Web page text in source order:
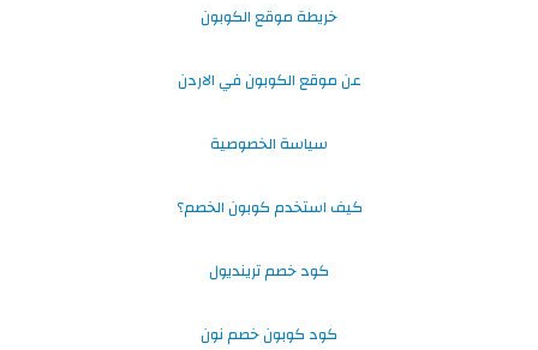
خريطة موقع الكوبون
عن موقع الكوبون في الاردن
سياسة الخصوصية
كيف استخدم كوبون الخصم؟
كود خصم ترينديول
كود كوبون خصم نون